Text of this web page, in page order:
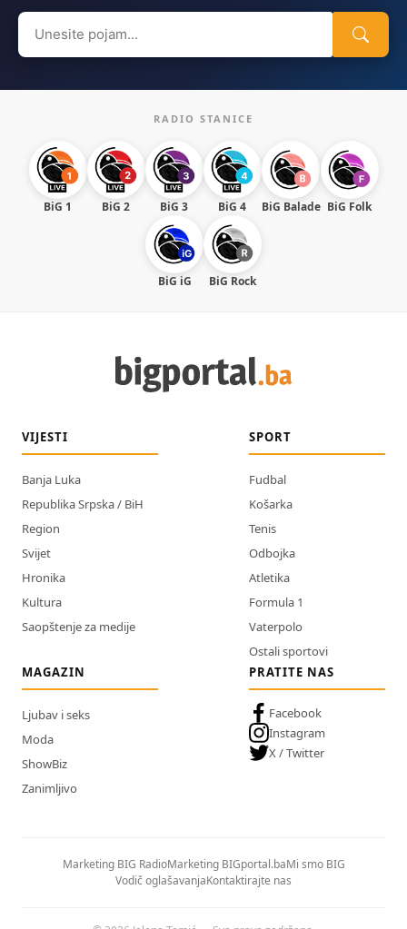
Search
for:
RADIO STANICE
BiG 1 BiG 2 BiG 3 BiG 4 BiG Balade BiG Folk
BiG iG BiG Rock
VIJESTI
Banja Luka
Republika Srpska / BiH
Region
Svijet
Hronika
Kultura
Saopštenje za medije
SPORT
Fudbal
Košarka
Tenis
Odbojka
Atletika
Formula 1
Vaterpolo
Ostali sportovi
MAGAZIN
Ljubav i seks
Moda
ShowBiz
Zanimljivo
PRATITE NAS
Facebook
Instagram
X / Twitter
Marketing BIG RadioMarketing BIGportal.baMi smo BIG
Vodič oglašavanjaKontaktirajte nas